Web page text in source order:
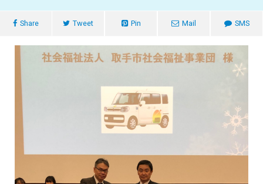
Share Tweet Pin Mail SMS